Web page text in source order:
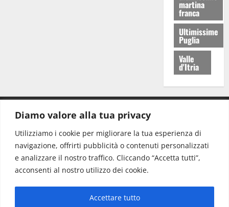
Diamo valore alla tua privacy
Utilizziamo i cookie per migliorare la tua esperienza di
navigazione, offrirti pubblicità o contenuti personalizzati
e analizzare il nostro traffico. Cliccando “Accetta tutti”,
acconsenti al nostro utilizzo dei cookie.
Accettare tutto
martina
franca
Ultimissime
Puglia
Valle
d'Itria
Redazione: redazione@www.martinasera.it
Direttore:direttore@www.martinasera.it
Info & Commerciale:info@www.martinasera.it